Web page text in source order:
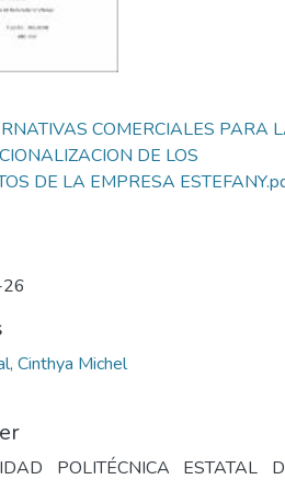
COMERCIALES PARA
DE LOS
DE LA EMPRESA
Cinthya Michel
POLITÉCNICA ESTATAL